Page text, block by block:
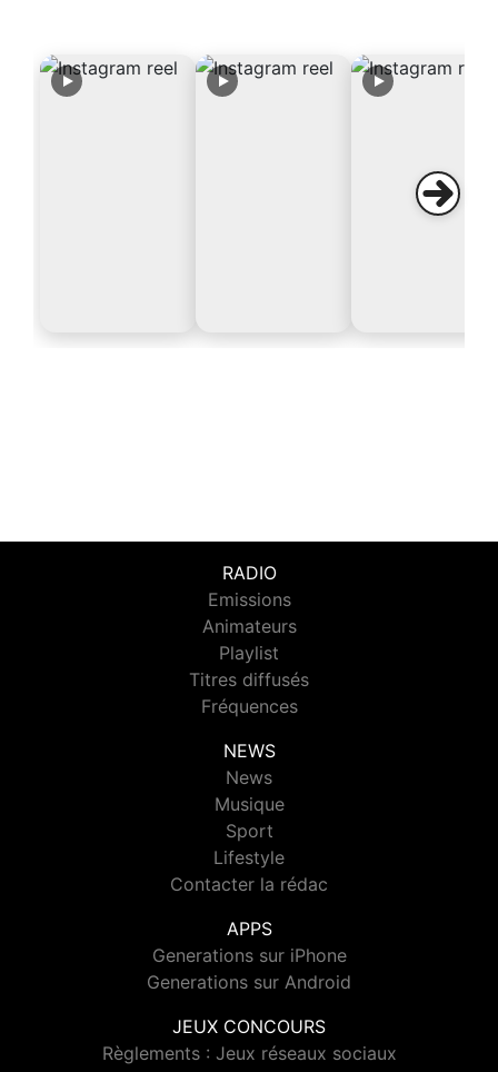
RADIO
Emissions
Animateurs
Playlist
Titres diffusés
Fréquences
NEWS
News
Musique
Sport
Lifestyle
Contacter la rédac
APPS
Generations sur iPhone
Generations sur Android
JEUX CONCOURS
Règlements : Jeux réseaux sociaux